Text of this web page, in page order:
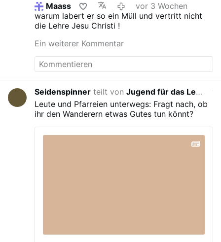
Maass
vor 3 Wochen
warum labert er so ein Müll und vertritt nicht
die Lehre Jesu Christi !
Ein weiterer Kommentar
Seidenspinner teilt vonJugend für das Leben
Leute und Pfarreien unterwegs: Fragt nach, ob
ihr den Wanderern etwas Gutes tun könnt?